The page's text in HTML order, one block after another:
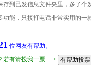
存到已发信息文件夹里，多了个
功能，只接打电话非常实用的一
位网友有帮助。
若有请投我一票 --->